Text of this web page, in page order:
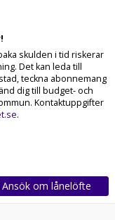
skulden i tid riskerar
Det kan leda till
teckna abonnemang
dig till budget- och
Kontaktuppgifter
.
Ansök om lånelöfte